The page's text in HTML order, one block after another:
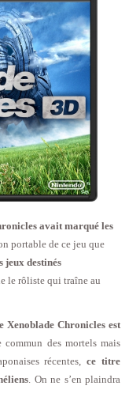
avait marqué les
portable de ce jeu que
jeux destinés
le rôliste qui traîne au
Xenoblade Chronicles est
des mortels mais
récentes,ce titre
. On ne s’en plaindra